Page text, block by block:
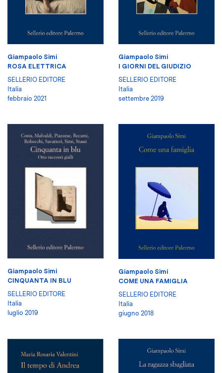
Giampaolo Simi
ROSA ELETTRICA
SELLERIO EDITORE
Italia
febbraio 2021
Giampaolo Simi
I GIORNI DEL GIUDIZIO
SELLERIO EDITORE
Italia
settembre 2019
Giampaolo Simi
CINQUANTA IN BLU
SELLERIO EDITORE
Italia
luglio 2019
Giampaolo Simi
COME UNA FAMIGLIA
SELLERIO EDITORE
Italia
giugno 2018